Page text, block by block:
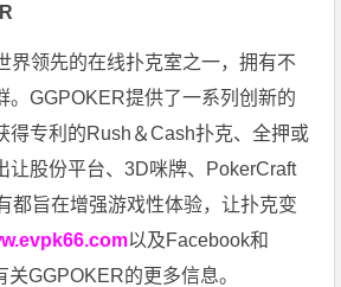
界领先的在线扑克室之一，拥有不
。GGPOKER提供了一系列创新的
得专利的Rush＆Cash扑克、全押或
让股份平台、3D咪牌、PokerCraft
都旨在增强游戏性体验，让扑克变
以及Facebook和
GGPOKER的更多信息。